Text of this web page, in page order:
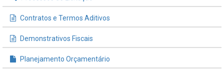
Contratos e Termos Aditivos
Demonstrativos Fiscais
Planejamento Orçamentário